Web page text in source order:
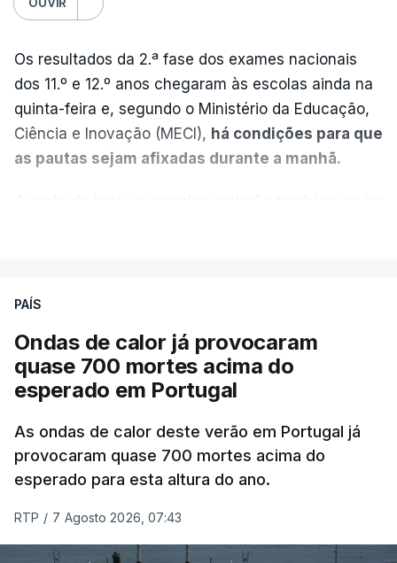
Os resultados da 2.ª fase dos exames nacionais
dos 11.º e 12.º anos chegaram às escolas ainda na
quinta-feira e, segundo o Ministério da Educação,
Ciência e Inovação (MECI), há condições para que
as pautas sejam afixadas durante a manhã.
dependia da apresentação de um requerimento,
mas o Governo decidiu, a partir deste ano,
disponibilizar a cópia dos exames classificados a
e rigor do processo" devido às falhas na
classificação eletrónica.
Serão também publicadas as notas da 2.ª fase
PAÍS
Ondas de calor já provocaram
quase 700 mortes acima do
esperado em Portugal
As ondas de calor deste verão em Portugal já
provocaram quase 700 mortes acima do
esperado para esta altura do ano.
RTP / 7 Agosto 2026, 07:43